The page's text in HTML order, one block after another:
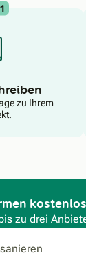
zu Ihrem
zu drei